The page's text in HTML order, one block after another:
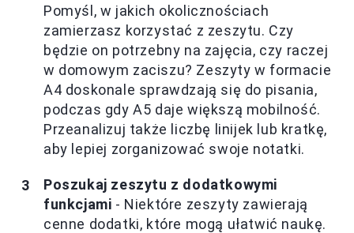
Pomyśl, w jakich okolicznościach
zamierzasz korzystać z zeszytu. Czy
będzie on potrzebny na zajęcia, czy raczej
w domowym zaciszu? Zeszyty w formacie
A4 doskonale sprawdzają się do pisania,
podczas gdy A5 daje większą mobilność.
Przeanalizuj także liczbę linijek lub kratkę,
aby lepiej zorganizować swoje notatki.
Poszukaj zeszytu z dodatkowymi
funkcjami - Niektóre zeszyty zawierają
cenne dodatki, które mogą ułatwić naukę.